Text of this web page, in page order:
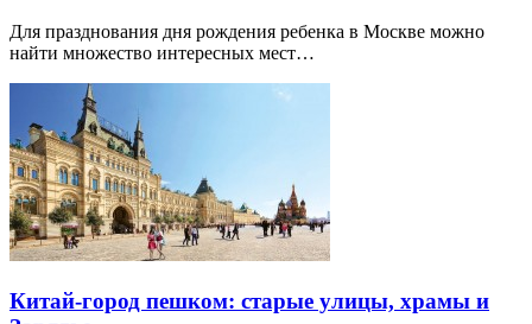
Для празднования дня рождения ребенка в Москве можно
найти множество интересных мест…
Китай-город пешком: старые улицы, храмы и